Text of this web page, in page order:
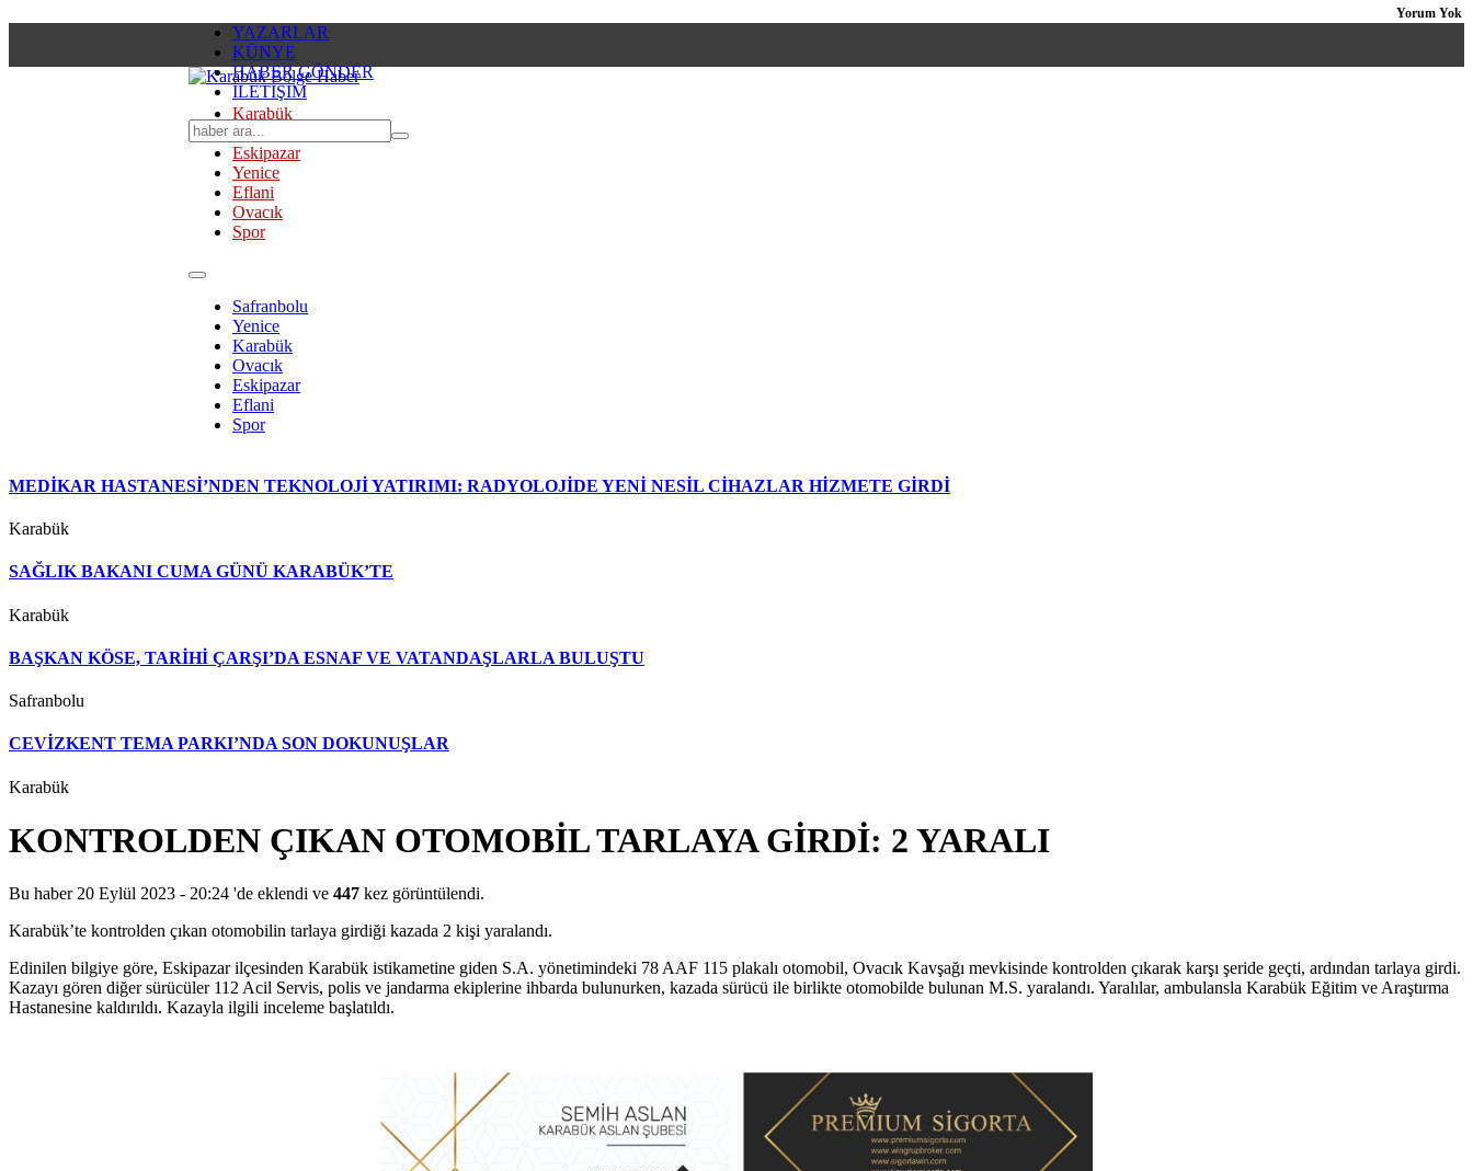
YAZARLAR
KÜNYE
HABER GÖNDER
İLETİŞİM
Karabük
Safranbolu
Eskipazar
Yenice
Eflani
Ovacık
Spor
Safranbolu
Yenice
Karabük
Ovacık
Eskipazar
Eflani
Spor
MEDİKAR HASTANESİ’NDEN TEKNOLOJİ YATIRIMI: RADYOLOJİDE YENİ NESİL CİHAZLAR HİZMETE GİRDİ
Karabük
SAĞLIK BAKANI CUMA GÜNÜ KARABÜK’TE
Karabük
BAŞKAN KÖSE, TARİHİ ÇARŞI’DA ESNAF VE VATANDAŞLARLA BULUŞTU
Safranbolu
CEVİZKENT TEMA PARKI’NDA SON DOKUNUŞLAR
Karabük
KONTROLDEN ÇIKAN OTOMOBİL TARLAYA GİRDİ: 2 YARALI
Bu haber 20 Eylül 2023 - 20:24 'de eklendi ve 447 kez görüntülendi.
Karabük’te kontrolden çıkan otomobilin tarlaya girdiği kazada 2 kişi yaralandı.
Edinilen bilgiye göre, Eskipazar ilçesinden Karabük istikametine giden S.A. yönetimindeki 78 AAF 115 plakalı otomobil, Ovacık Kavşağı mevkisinde kontrolden çıkarak karşı şeride geçti, ardından tarlaya girdi.
Kazayı gören diğer sürücüler 112 Acil Servis, polis ve jandarma ekiplerine ihbarda bulunurken, kazada sürücü ile birlikte otomobilde bulunan M.S. yaralandı. Yaralılar, ambulansla Karabük Eğitim ve Araştırma
Hastanesine kaldırıldı. Kazayla ilgili inceleme başlatıldı.
Yorum Yok